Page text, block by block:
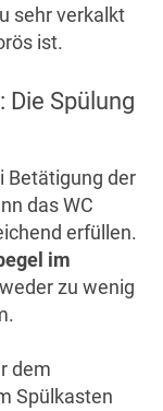
sehr verkalkt
ist.
Spülung
Betätigung der
das WC
erfüllen.
im
zu wenig
dem
Spülkasten